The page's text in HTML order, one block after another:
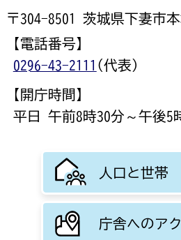
〒304-8501 茨城県下妻市
【電話番号】
0296-43-2111 (代表)
【開庁時間】
平日 午前8時30分～午後5
人口と世帯
庁舎へのア